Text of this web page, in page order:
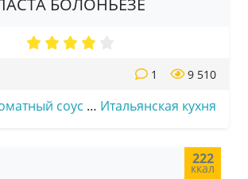
БОЛОНЬЕЗЕ
9 510
1
соус … Итальянская кухня
222
ккал